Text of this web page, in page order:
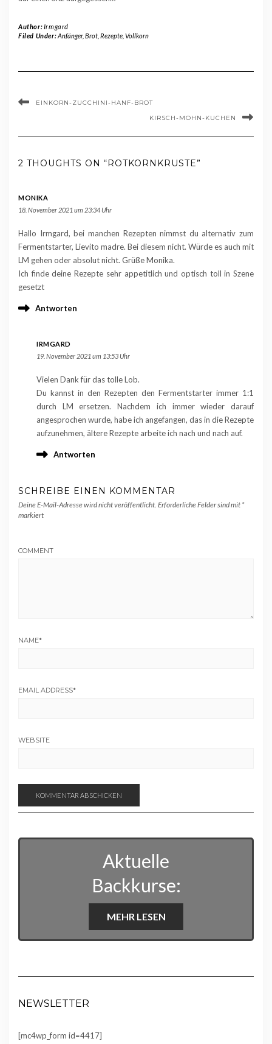
Author:Irmgard
Filed Under:Anfänger, Brot, Rezepte, Vollkorn
EINKORN-ZUCCHINI-HANF-BROT
KIRSCH-MOHN-KUCHEN
2 THOUGHTS ON “ROTKORNKRUSTE”
MONIKA
18. November 2021 um 23:34 Uhr
Hallo Irmgard, bei manchen Rezepten nimmst du alternativ zum
Fermentstarter, Lievito madre. Bei diesem nicht. Würde es auch mit
LM gehen oder absolut nicht. Grüße Monika.
Ich finde deine Rezepte sehr appetitlich und optisch toll in Szene
gesetzt
Antworten
IRMGARD
19. November 2021 um 13:53 Uhr
Vielen Dank für das tolle Lob.
Du kannst in den Rezepten den Fermentstarter immer 1:1
durch LM ersetzen. Nachdem ich immer wieder darauf
angesprochen wurde, habe ich angefangen, das in die Rezepte
aufzunehmen, ältere Rezepte arbeite ich nach und nach auf.
Antworten
SCHREIBE EINEN KOMMENTAR
Deine E-Mail-Adresse wird nicht veröffentlicht. Erforderliche Felder sind mit *
markiert
COMMENT
NAME*
EMAIL ADDRESS*
WEBSITE
Aktuelle
Backkurse:
MEHR LESEN
NEWSLETTER
[mc4wp_form id=4417]